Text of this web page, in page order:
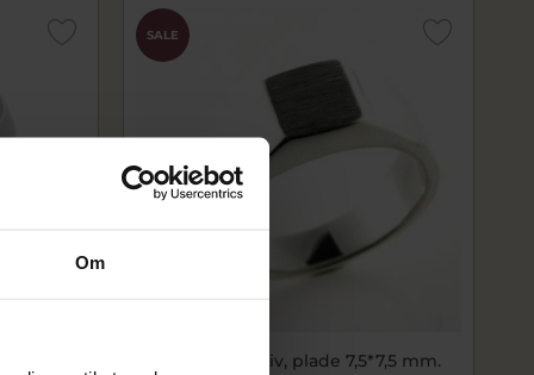
Om
SALE
Herrering massiv, plade 7,5*7,5 mm.